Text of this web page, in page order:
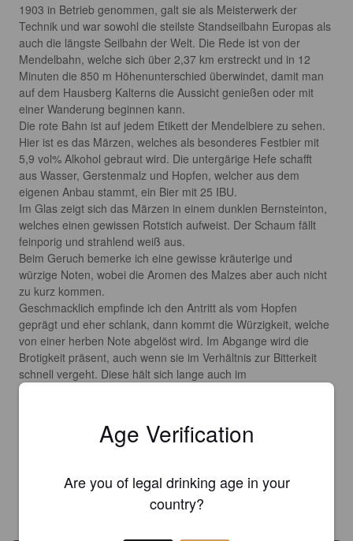
1903 in Betrieb genommen, galt sie als Meisterwerk der
Technik und war sowohl die steilste Standseilbahn Europas als
auch die längste Seilbahn der Welt. Die Rede ist von der
Mendelbahn, welche sich über 2,37 km erstreckt und in 12
Minuten die 850 m Höhenunterschied überwindet, damit man
auf dem Hausberg Kalterns die Aussicht genießen oder mit
einer Wanderung beginnen kann.
Die rote Bahn ist auf jedem Etikett der Mendelbiere zu sehen.
Hier ist es das Märzen, welches als besonderes Festbier mit
5,9 vol% Alkohol gebraut wird. Die untergärige Hefe schafft
aus Wasser, Gerstenmalz und Hopfen, welcher aus dem
eigenen Anbau stammt, ein Bier mit 25 IBU.
Im Glas zeigt sich das Märzen in einem dunklen Bernsteinton,
welches einen gewissen Rotstich aufweist. Der Schaum fällt
feinporig und strahlend weiß aus.
Beim Geruch bemerke ich eine gewisse kräuterige und
würzige Noten, wobei die Aromen des Malzes aber auch nicht
zu kurz kommen.
Geschmacklich empfinde ich den Antritt als vom Hopfen
geprägt und eher schlank, dann kommt die Würzigkeit, welche
von einer herben Note abgelöst wird. Im Abgange wird die
Brotigkeit präsent, auch wenn sie im Verhältnis zur Bitterkeit
schnell vergeht. Diese hält sich lange auch im
Nachgeschmack.
Frische des Antrunks länger angehalten hätte. Je länger man
trinkt, desto deutlicher wird die kräftige Herbe, weshalb es
Age Verification
Are you of legal drinking age in your
country?